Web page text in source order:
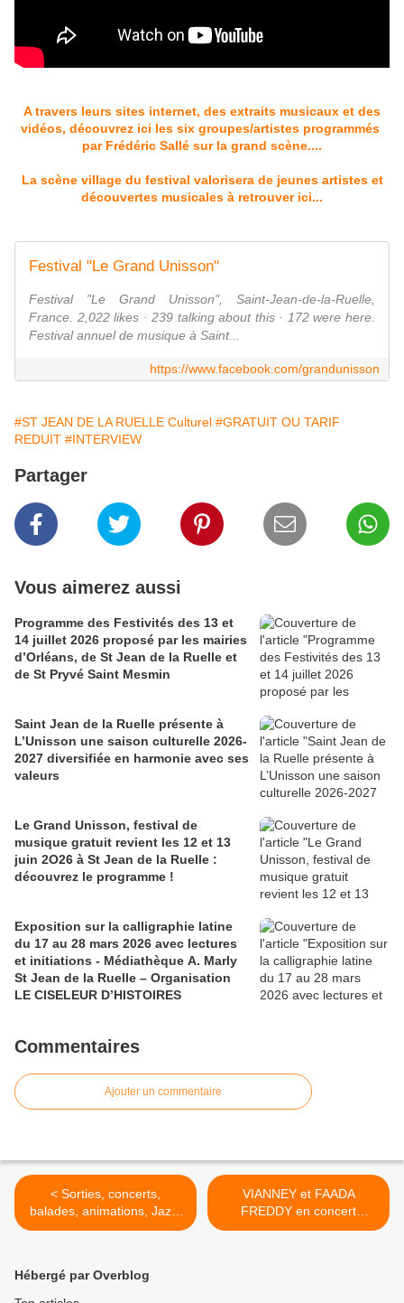
A travers leurs sites internet, des extraits musicaux et des
vidéos, découvrez ici les six groupes/artistes programmés
par Frédéric Sallé sur la grand scène....
La scène village du festival valorisera de jeunes artistes et
découvertes musicales à retrouver ici...
Festival "Le Grand Unisson"
Festival "Le Grand Unisson", Saint-Jean-de-la-Ruelle,
France. 2,022 likes · 239 talking about this · 172 were here.
Festival annuel de musique à Saint...
https://www.facebook.com/grandunisson
#ST JEAN DE LA RUELLE Culturel #GRATUIT OU TARIF
REDUIT #INTERVIEW
Partager
Vous aimerez aussi
Programme des Festivités des 13 et
14 juillet 2026 proposé par les mairies
d’Orléans, de St Jean de la Ruelle et
de St Pryvé Saint Mesmin
Saint Jean de la Ruelle présente à
L’Unisson une saison culturelle 2026-
2027 diversifiée en harmonie avec ses
valeurs
Le Grand Unisson, festival de
musique gratuit revient les 12 et 13
juin 2O26 à St Jean de la Ruelle :
découvrez le programme !
Exposition sur la calligraphie latine
du 17 au 28 mars 2026 avec lectures
et initiations - Médiathèque A. Marly
St Jean de la Ruelle – Organisation
LE CISELEUR D’HISTOIRES
Commentaires
Ajouter un commentaire
< Sorties, concerts,
balades, animations, Jazz,
...
VIANNEY et FAADA
FREDDY en concert
GRATUIT le 13... >
Hébergé par Overblog